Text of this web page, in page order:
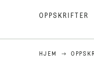
OPPSKRIFTER
HJEM